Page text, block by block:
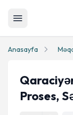
Anasayfa
Proses,